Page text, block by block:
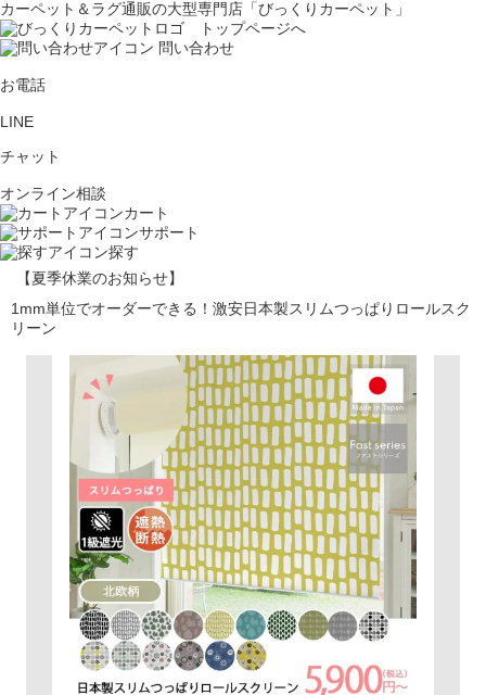
カーペット＆ラグ通販の大型専門店「びっくりカーペット」
問い合わせ
お電話
LINE
チャット
オンライン相談
カート
サポート
探す
【夏季休業のお知らせ】
1mm単位でオーダーできる！激安日本製スリムつっぱりロールスク
リーン